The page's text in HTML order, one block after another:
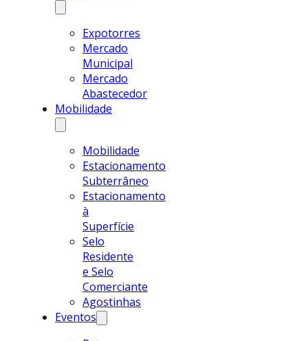
Expotorres
Mercado
Municipal
Mercado
Abastecedor
Mobilidade
Mobilidade
Estacionamento
Subterrâneo
Estacionamento
à
Superfície
Selo
Residente
e Selo
Comerciante
Agostinhas
Eventos